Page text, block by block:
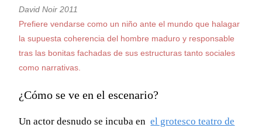
David Noir 2011
Prefiere vendarse como un niño ante el mundo que halagar
la supuesta coherencia del hombre maduro y responsable
tras las bonitas fachadas de sus estructuras tanto sociales
como narrativas.
¿Cómo se ve en el escenario?
Un actor desnudo se incuba enel grotesco teatro de